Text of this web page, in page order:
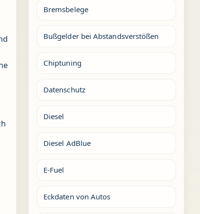
Bremsbelege
Bußgelder bei Abstandsverstößen
Chiptuning
Datenschutz
Diesel
Diesel AdBlue
E-Fuel
Eckdaten von Autos